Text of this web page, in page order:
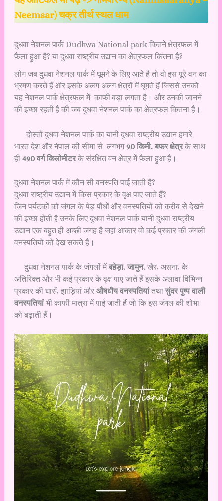
Neemsar) चक्र तीर्थ स्थल धाम
दुधवा नेशनल पार्क Dudhwa National park कितने क्षेत्रफल में
फैला हुआ है? या दुधवा राष्ट्रीय उद्यान का क्षेत्रफल कितना है?
लोग जब दुधवा नेशनल पार्क में घूमने के लिए आते है तो वो इस पूरे वन का
भ्रमण करते हैं और इसके अलग अलग क्षेत्रों में घूमते हैं जिससे उनको
यह नेशनल पार्क क्षेत्रफल में काफी बड़ा लगता है। और उनकी जानने
की इच्छा रहती है की जब दुधवा नेशनल पार्क का क्षेत्रफल कितना है।
दोस्तों दुधवा नेशनल पार्क का यानी दुधवा राष्ट्रीय उद्यान हमारे
भारत देश और नेपाल की सीमा से लगभग90 किमी. बफर क्षेत्रके साथ
ही 490 वर्ग किलोमीटरके संरक्षित वन क्षेत्र में फैला हुआ है।
दुधवा नेशनल पार्क में कौन सी वनस्पति पाई जाती है?
दुधवा राष्ट्रीय उद्यान में किस प्रकार के वृक्ष पाए जाते हैं?
जिन पर्यटकों को जंगल के पेड़ पौधों और वनस्पतियों को करीब से देखने
की इच्छा होती है उनके लिए दुधवा नेशनल पार्क यानी दुधवा राष्ट्रीय
उद्यान एक बहुत ही अच्छी जगह है जहां आकार वो कई प्रकार की जंगली
वनस्पतियों को देख सकते हैं।
दुधवा नेशनल पार्क के जंगलों मेंबहेड़ा, जामुन, खैर, असना, के
अतिरिक्त और भी कई प्रकार के वृक्ष पाए जाते हैं इसके अलावा विभिन्न
प्रकार की घासें, झाड़ियां और औषधीय वनस्पतियांतथा सुंदर पुष्प वाली
वनस्पतियांभी काफी मात्रा में पाई जाती हैं जो कि इस जंगल की शोभा
को बढ़ाती हैं।